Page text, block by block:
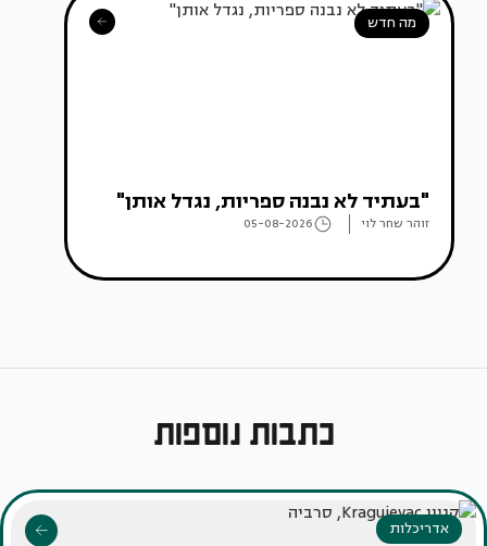
מה חדש
"בעתיד לא נבנה ספריות, נגדל אותן"
זוהר שחר לוי 05-08-2026
כתבות נוספות
אדריכלות